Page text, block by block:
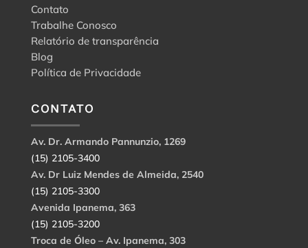
Contato
Trabalhe Conosco
Relatório de transparência
Blog
Política de Privacidade
CONTATO
Av. Dr. Armando Pannunzio, 1269
(15) 2105-3400
Av. Dr Luiz Mendes de Almeida, 2540
(15) 2105-3300
Avenida Ipanema, 363
(15) 2105-3200
Troca de Óleo – Av. Ipanema, 303